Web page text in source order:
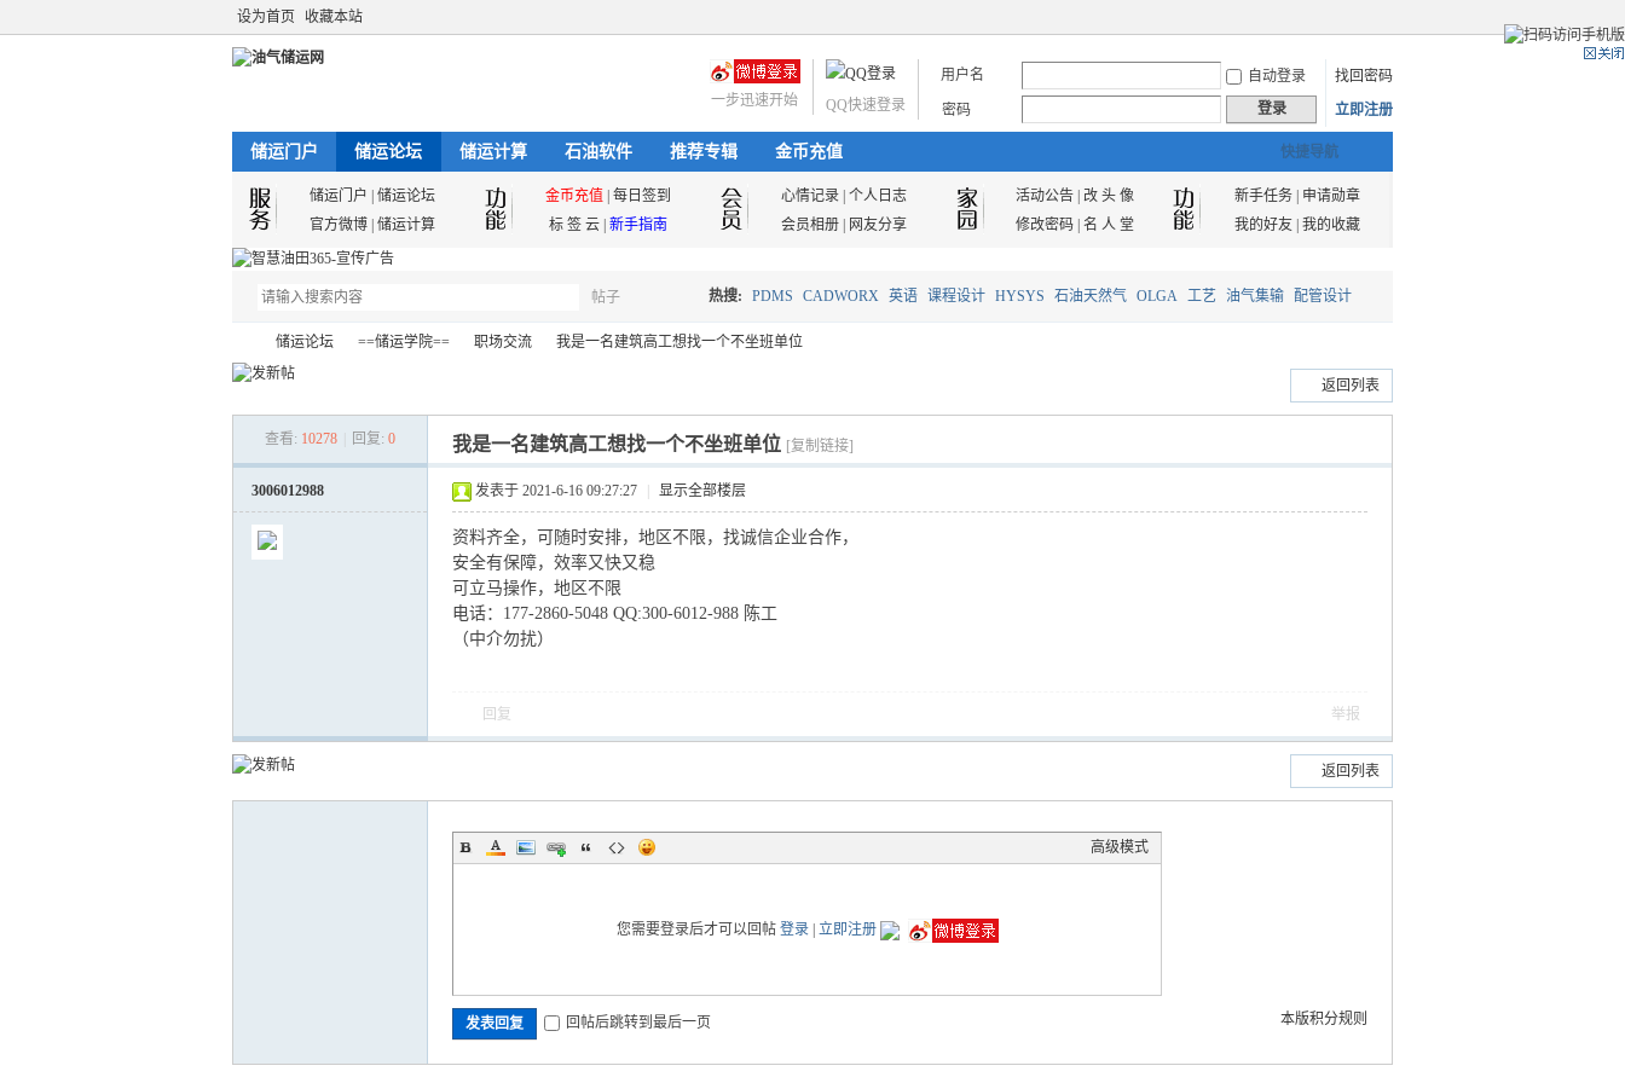
设为首页 收藏本站
用户名 自动登录
找回密码
密码
登录 立即注册
QQ快速登录
一步迅速开始
快捷导航
储运门户 储运论坛 储运计算 石油软件 推荐专辑 金币充值
储运门户 储运论坛 金币充值 每日签到 心情记录 个人日志 活动公告| 改 头 像 新手任务|
申请勋章
官方微博 储运计算 标 签 云 新手指南 会员相册 网友分享 修改密码| 名 人 堂 我的好友| 我的收藏
帖子
搜
索
热搜: PDMS CADWORX 英语 课程设计 HYSYS 石油天然气 OLGA 工艺 油气集输 配管设计
油气储运
储运论坛
›
==储运学院==
›
职场交流
›
我是一名建筑高工想找一个不坐班单位
返回列表
查看: 10278 回复: 0 我是一名建筑高工想找一个不坐班单位 [复制链接]
3006012988 发表于 2021-6-16 09:27:27 显示全部楼层
资料齐全，可随时安排，地区不限，找诚信企业合作，
安全有保障，效率又快又稳
可立马操作，地区不限
电话：177-2860-5048 QQ:300-6012-988 陈工
（中介勿扰）
回复 举报
返回列表
高级模式
您需要登录后才可以回帖 登录| 立即注册
本版积分规则
发表回复 回帖后跳转到最后一页